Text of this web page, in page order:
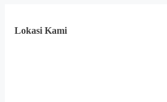
Lokasi Kami